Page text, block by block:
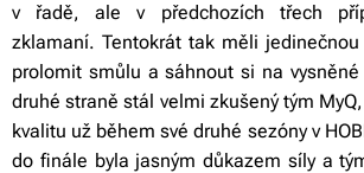
v řadě, ale v předchozích třech
zklamaní. Tentokrát tak měli
prolomit smůlu a sáhnout si na
druhé straně stál velmi zkušený tým
kvalitu už během své druhé sezóny v
do finále byla jasným důkazem síly a